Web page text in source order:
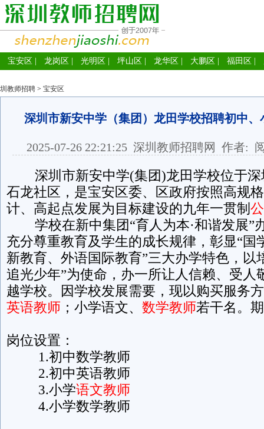
宝安区 龙岗区 光明区 坪山区 龙华区 大鹏区 福田区
圳教师招聘 > 宝安区
深圳市新安中学（集团）龙田学校招聘初中
2025-07-26 22:21:25 深圳教师招聘网 作者:
深圳市新安中学(集团)龙田学校位于深
石龙社区，是宝安区委、区政府按照高规
计、高起点发展为目标建设的九年一贯制
学校在新中集团“育人为本·和谐发展”
充分尊重教育及学生的成长规律，彰显“国
新教育、外语国际教育”三大办学特色，以
追光少年”为使命，办一所让人信赖、受人
越学校。因学校发展需要，现以购买服务
英语教师 ；小学语文、 数学教师若干名。
岗位设置：
1.初中数学教师
2.初中英语教师
3.小学语文教师
4.小学数学教师